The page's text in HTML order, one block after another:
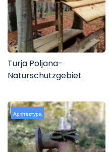
Turja Poljana-
Naturschutzgebiet
Архітектура